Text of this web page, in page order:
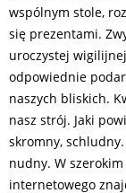
wspólnym stole,
się prezentami.
uroczystej
odpowiednie
naszych bliskich.
nasz strój. Jaki
skromny,
nudny. W
internetowego